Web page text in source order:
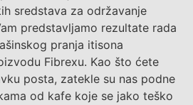
sredstava za održavanje
predstavljamo rezultate rada
pranja itisona
Fibrexu. Kao što ćete
posta, zatekle su nas podne
od kafe koje se jako teško